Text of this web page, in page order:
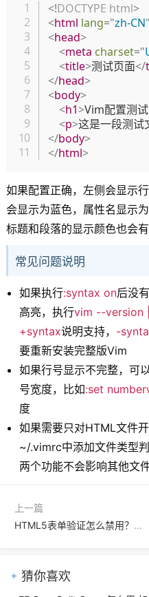
<!DOCTYPE html>
<html lang="zh-CN"
<head>
<meta charset="
<title>测试页面</
</head>
<body>
<h1>Vim配置测试
<p>这是一段测试
</body>
</html>
如果配置正确，左侧会显示
会显示为蓝色，属性名显示
标题和段落的显示颜色也会有
常见问题说明
如果执行:syntax on后没
高亮，执行vim --version
+syntax说明支持， -
要重新安装完整版Vim
如果行号显示不完整，可
号宽度，比如:set
度
如果需要只对HTML文件
~/.vimrc中添加文件类型
两个功能不会影响其他文
上一篇
HTML5表单验证怎么禁用？建站工具免校验选项有哪些
猜你喜欢